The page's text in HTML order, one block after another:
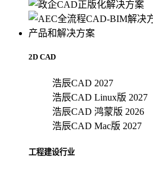
产品和解决方案
2D CAD
浩辰CAD 2027
浩辰CAD Linux版 2027
浩辰CAD 鸿蒙版 2026
浩辰CAD Mac版 2027
工程建设行业